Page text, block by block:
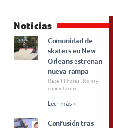
Noticias
Comunidad de
skaters en New
Orleans estrenan
nueva rampa
Hace 11 horas
No hay
comentarios
Leer más »
Confusión tras